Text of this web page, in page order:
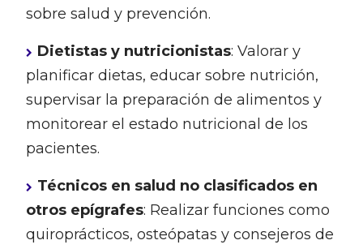
sobre salud y prevención.
Dietistas y nutricionistas: Valorar y
planificar dietas, educar sobre nutrición,
supervisar la preparación de alimentos y
monitorear el estado nutricional de los
pacientes.
Técnicos en salud no clasificados en
otros epígrafes: Realizar funciones como
quiroprácticos, osteópatas y consejeros de